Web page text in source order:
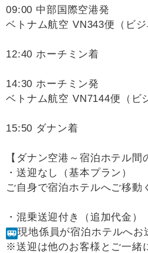
09:00 中部国際空港発
ベトナム航空 VN343便（ビジ
12:40 ホーチミン着
14:30 ホーチミン発
ベトナム航空 VN7144便（ビ
15:50 ダナン着
【ダナン空港～宿泊ホテル間
・送迎なし（基本プラン）
ご自身で宿泊ホテルへご移動
・混乗送迎付き（追加代金）
現地係員が宿泊ホテルへお
※送迎は他のお客様とご一緒